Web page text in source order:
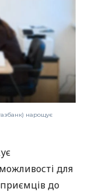
нарощує
для
до